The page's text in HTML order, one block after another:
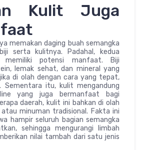
Kulit Juga
memakan daging buah semangka
serta kulitnya. Padahal, kedua
potensi manfaat. Biji
lemak sehat, dan mineral yang
di olah dengan cara yang tepat,
Sementara itu, kulit mengandung
yang juga bermanfaat bagi
daerah, kulit ini bahkan di olah
minuman tradisional. Fakta ini
hampir seluruh bagian semangka
sehingga mengurangi limbah
nilai tambah dari satu jenis